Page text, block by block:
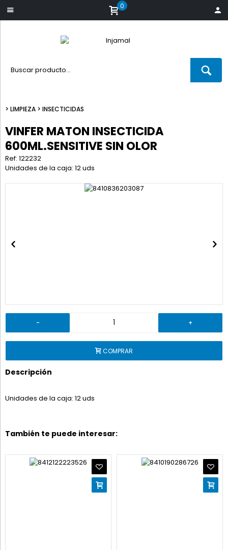
0
> LIMPIEZA > INSECTICIDAS
VINFER MATON INSECTICIDA
600ML.SENSITIVE SIN OLOR
Ref: 122232
Unidades de la caja: 12 uds
- +
COMPRAR
Descripción
Unidades de la caja: 12 uds
También te puede interesar: